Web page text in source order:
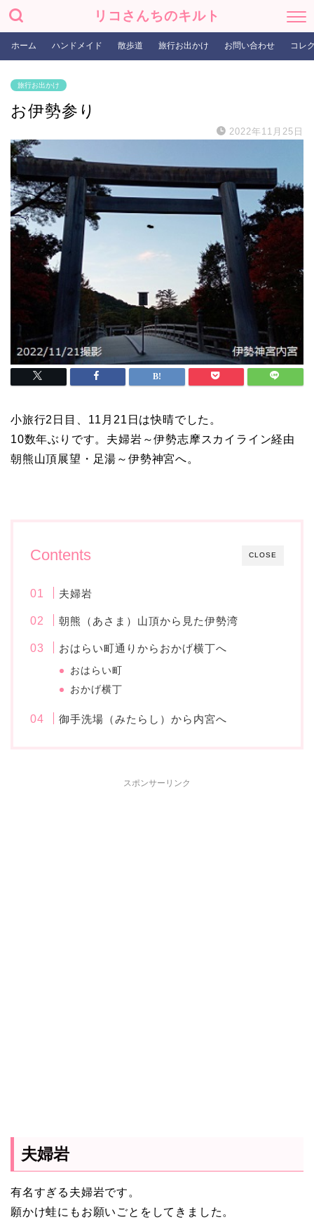
リコさんちのキルト
ホーム ハンドメイド 散歩道 旅行お出かけ お問い合わせ コレ
旅行お出かけ
お伊勢参り
2022年11月25日
小旅行2日目、11月21日は快晴でした。
10数年ぶりです。夫婦岩～伊勢志摩スカイライン経由
朝熊山頂展望・足湯～伊勢神宮へ。
CLOSE
Contents
夫婦岩
朝熊（あさま）山頂から見た伊勢湾
おはらい町通りからおかげ横丁へ
おはらい町
おかげ横丁
御手洗場（みたらし）から内宮へ
スポンサーリンク
夫婦岩
有名すぎる夫婦岩です。
願かけ蛙にもお願いごとをしてきました。